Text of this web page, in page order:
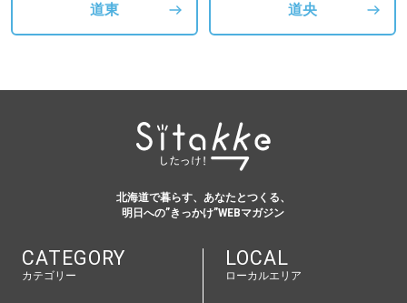
道東 道央
北海道で暮らす、あなたとつくる、
明日への”きっかけ”WEBマガジン
CATEGORY
カテゴリー
LOCAL
ローカルエリア